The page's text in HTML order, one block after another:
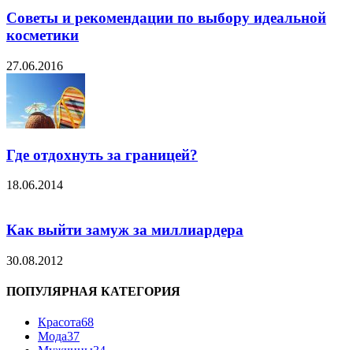
Советы и рекомендации по выбору идеальной
косметики
27.06.2016
Где отдохнуть за границей?
18.06.2014
Как выйти замуж за миллиардера
30.08.2012
ПОПУЛЯРНАЯ КАТЕГОРИЯ
Красота68
Мода37